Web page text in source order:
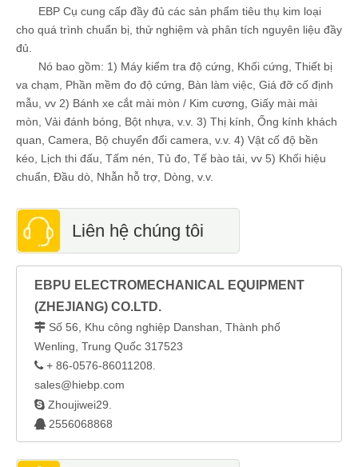
EBP Cụ cung cấp đầy đủ các sản phẩm tiêu thụ kim loại
cho quá trình chuẩn bị, thử nghiệm và phân tích nguyên liệu đầy
đủ.
Nó bao gồm: 1) Máy kiểm tra độ cứng, Khối cứng, Thiết bị
va chạm, Phần mềm đo độ cứng, Bàn làm việc, Giá đỡ cố định
mẫu, vv 2) Bánh xe cắt mài mòn / Kim cương, Giấy mài mài
mòn, Vải đánh bóng, Bột nhựa, v.v. 3) Thị kính, Ống kính khách
quan, Camera, Bộ chuyển đổi camera, v.v. 4) Vật cố độ bền
kéo, Lịch thi đấu, Tấm nén, Tủ đo, Tế bào tải, vv 5) Khối hiệu
chuẩn, Đầu dò, Nhẫn hỗ trợ, Dòng, v.v.
Liên hệ chúng tôi
EBPU ELECTROMECHANICAL EQUIPMENT
(ZHEJIANG) CO.LTD.
 Số 56, Khu công nghiệp Danshan, Thành phố
Wenling, Trung Quốc 317523
 + 86-0576-86011208.
sales@hiebp.com
 Zhoujiwei29.
 2556068868